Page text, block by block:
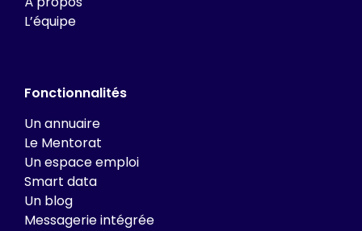
L’équipe
Fonctionnalités
Un annuaire
Le Mentorat
Un espace emploi
Smart data
Un blog
Messagerie intégrée